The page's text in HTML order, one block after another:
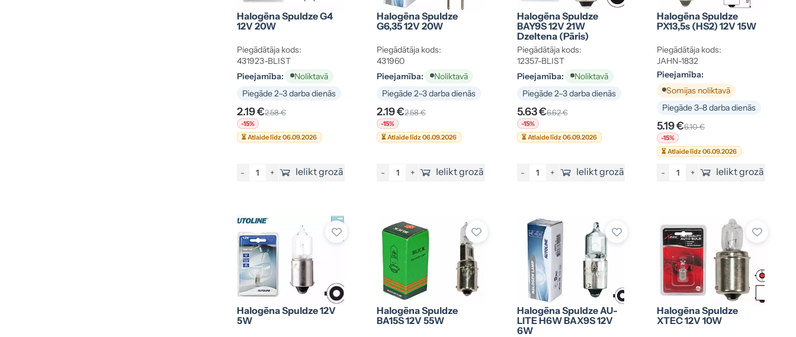
Halogēna Spuldze G4
12V 20W
Piegādātāja kods:
431923-BLIST
Pieejamība:
Noliktavā
Piegāde 2–3 darba dienās
2.19 €2.58 €
-15%
⏳ Atlaide līdz 06.09.2026
- + Ielikt grozā
Halogēna Spuldze
G6,35 12V 20W
Piegādātāja kods:
431960
Pieejamība:
Noliktavā
Piegāde 2–3 darba dienās
2.19 €2.58 €
-15%
⏳ Atlaide līdz 06.09.2026
- + Ielikt grozā
Halogēna Spuldze
BAY9S 12V 21W
Dzeltena (pāris)
Piegādātāja kods:
12357-BLIST
Pieejamība:
Noliktavā
Piegāde 2–3 darba dienās
5.63 €6.62 €
-15%
⏳ Atlaide līdz 06.09.2026
- + Ielikt grozā
Halogēna Spuldze
PX13,5s (HS2) 12V 15W
Piegādātāja kods:
JAHN-1832
Pieejamība:
Somijas noliktavā
Piegāde 3–8 darba dienās
5.19 €6.10 €
-15%
⏳ Atlaide līdz 06.09.2026
- + Ielikt grozā
Halogēna Spuldze 12V
5W
Halogēna Spuldze
BA15S 12V 55W
Halogēna Spuldze AU-
LITE H6W BAX9S 12V
6W
Halogēna Spuldze
XTEC 12V 10W